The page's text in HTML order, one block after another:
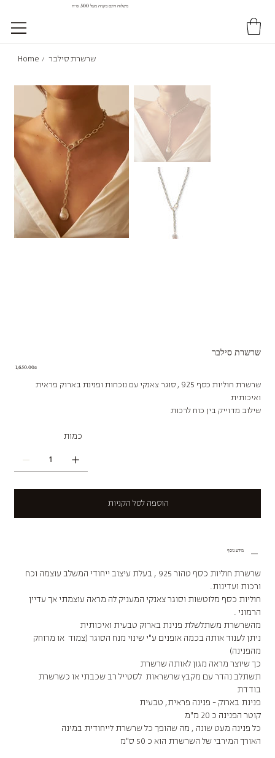
Home / שרשרת סילבר
שרשרת סילבר
Price ‏1,650.00 ‏₪
שרשרת חוליות כסף 925 , סוגר צאנקי עם נוכחות ופנינת בארוק פראית
ואיכותית
שילוב מדוייק בין כוח לרכות
כמות
הוספה לסל הקניות
מידע נוסף
שרשרת חוליות כסף טהור 925 , בעלת עיצוב ייחודי המשלב עוצמה וכח
ורכות ועדינות.
חוליות כסף מלוטשות וסוגר צאנקי המעניק לה מראה עוצמתי אך עדיין
הרמוני .
מהשרשרת משתלשלת פנינת בארוק טבעית ואיכותית
ניתן לענוד אותה בכמה אופנים ע"י שינוי מנח הסוגר (צמוד או מרוחק
מהפנינה)
כך שיוצר מראה מגון לאותה שרשרת
תשתלב נהדר עם מקבץ שרשראות לסטייל רב שכבתי או כשרשרת
בודדת
פנינת בארוק - פנינה פראית, טבעית
קוטר הפנינה כ 20 מ"מ
כל פנינה מעט שונה , מה שהופך כל שרשרת לייחודית במינה
האורך המירבי של השרשרת הוא כ 50 ס"מ